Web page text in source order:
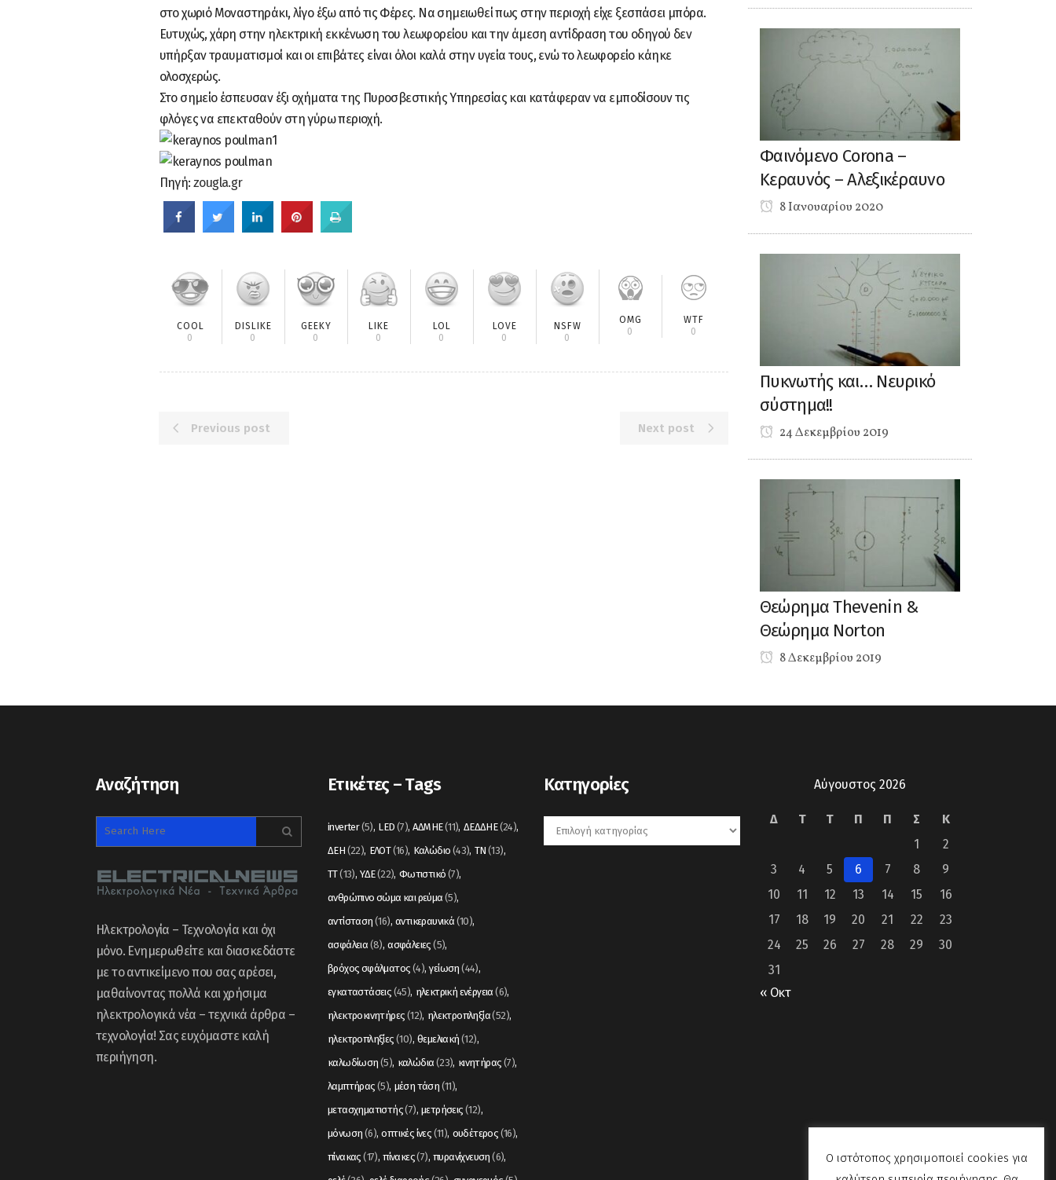
στο χωριό Μοναστηράκι, λίγο έξω από τις Φέρες. Να σημειωθεί πως στην περιοχή είχε ξεσπάσει μπόρα.
Ευτυχώς, χάρη στην ηλεκτρική εκκένωση του λεωφορείου και την άμεση αντίδραση του οδηγού δεν
υπήρξαν τραυματισμοί και οι επιβάτες είναι όλοι καλά στην υγεία τους, ενώ το λεωφορείο κάηκε
ολοσχερώς.
Στο σημείο έσπευσαν έξι οχήματα της Πυροσβεστικής Υπηρεσίας και κατάφεραν να εμποδίσουν τις
φλόγες να επεκταθούν στη γύρω περιοχή.
Πηγή: zougla.gr
COOL
0
DISLIKE
0
GEEKY
0
LIKE
0
LOL
0
LOVE
0
NSFW
0
OMG
0
WTF
0
Previous post Next post
Φαινόμενο Corona –
Κεραυνός – Αλεξικέραυνο
8 Ιανουαρίου 2020
Πυκνωτής και… Νευρικό
σύστημα!!
24 Δεκεμβρίου 2019
Θεώρημα Thevenin &
Θεώρημα Norton
8 Δεκεμβρίου 2019
Αναζήτηση
Ηλεκτρολογία – Τεχνολογία και όχι
μόνο. Ενημερωθείτε και διασκεδάστε
με το αντικείμενο που σας αρέσει,
μαθαίνοντας πολλά και χρήσιμα
ηλεκτρολογικά νέα – τεχνικά άρθρα –
τεχνολογία! Σας ευχόμαστε καλή
περιήγηση.
Ετικέτες – Tags
inverter(5) LED (7) ΑΔΜΗΕ(11) ΔΕΔΔΗΕ(24)
ΔΕΗ (22) ΕΛΟΤ(16) Καλώδιο (43) ΤΝ (13)
ΤΤ(13) ΥΔΕ(22) Φωτιστικό (7)
ανθρώπινο σώμα και ρεύμα (5)
αντίσταση (16) αντικεραυνικά (10)
ασφάλεια (8) ασφάλειες (5)
βρόχος σφάλματος (4) γείωση (44)
εγκαταστάσεις (45) ηλεκτρική ενέργεια (6)
ηλεκτροκινητήρες (12) ηλεκτροπληξία(52)
ηλεκτροπληξίες (10) θεμελιακή (12)
καλωδίωση (5) καλώδια (23) κινητήρας (7)
λαμπτήρας (5) μέση τάση (11)
μετασχηματιστής(7) μετρήσεις (12)
μόνωση (6) οπτικές ίνες (11) ουδέτερος (16)
πίνακας (17) πίνακες(7) πυρανίχνευση (6)
Kατηγορίες
Kατηγορίες
Αύγουστος 2026
Δ Τ Τ Π Π Σ
Κ
1
2
3
4 5 6 7 8
9
10
11 12 13 14 15
16
17
18 19 20 21 22
23
24
25 26 27 28 29
30
31
« Οκτ
Ο ιστότοπος χρησιμοποιεί cookies για